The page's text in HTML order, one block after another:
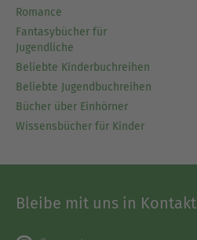
Romance
Fantasybücher für
Jugendliche
Beliebte Kinderbuchreihen
Beliebte Jugendbuchreihen
Bücher über Einhörner
Wissensbücher für Kinder
Bleibe mit uns in Kontakt